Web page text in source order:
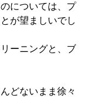
については、プ
が望ましいでし
ーニングと、ブ
どないまま徐々